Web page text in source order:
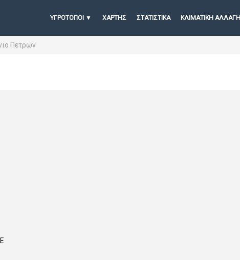
ΥΓΡΟΤΟΠΟΙ ΧΆΡΤΗΣ ΣΤΑΤΙΣΤΙΚΆ ΚΛΙΜΑΤΙΚΗ ΑΛΛΑΓΗ
Πετρων